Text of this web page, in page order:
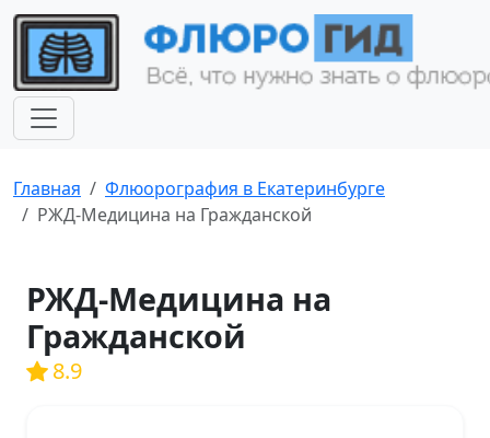
Главная
Флюорография в Екатеринбурге
РЖД-Медицина на Гражданской
РЖД-Медицина на
Гражданской
8.9